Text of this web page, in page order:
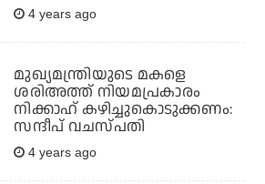
4 years ago
മുഖ്യമന്ത്രിയുടെ മകളെ
ശരിഅത്ത് നിയമപ്രകാരം
നിക്കാഹ് കഴിച്ചുകൊടുക്കണം:
സന്ദീപ് വചസ്പതി
4 years ago